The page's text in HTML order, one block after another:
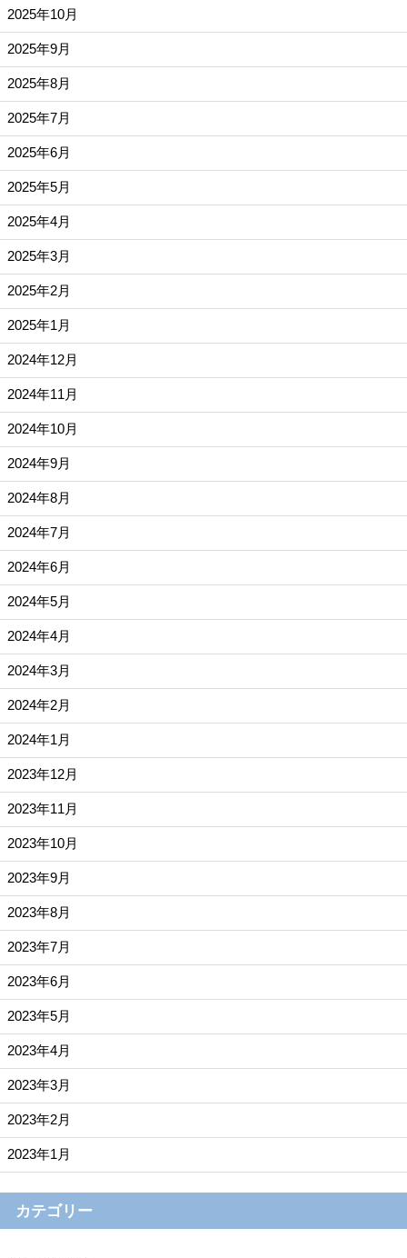
2025年10月
2025年9月
2025年8月
2025年7月
2025年6月
2025年5月
2025年4月
2025年3月
2025年2月
2025年1月
2024年12月
2024年11月
2024年10月
2024年9月
2024年8月
2024年7月
2024年6月
2024年5月
2024年4月
2024年3月
2024年2月
2024年1月
2023年12月
2023年11月
2023年10月
2023年9月
2023年8月
2023年7月
2023年6月
2023年5月
2023年4月
2023年3月
2023年2月
2023年1月
カテゴリー